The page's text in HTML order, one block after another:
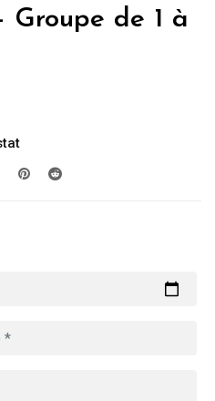
Groupe de 1 à